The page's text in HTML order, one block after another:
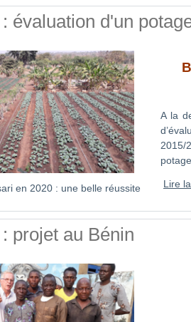
évaluation d'un
en 2020 : une belle réussite
A la
2015/
Lire
projet au Bénin